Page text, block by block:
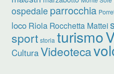
ospedale parrocchia
loco Riola Rocchetta Mattei
sport storia turismo
CulturaVideoteca